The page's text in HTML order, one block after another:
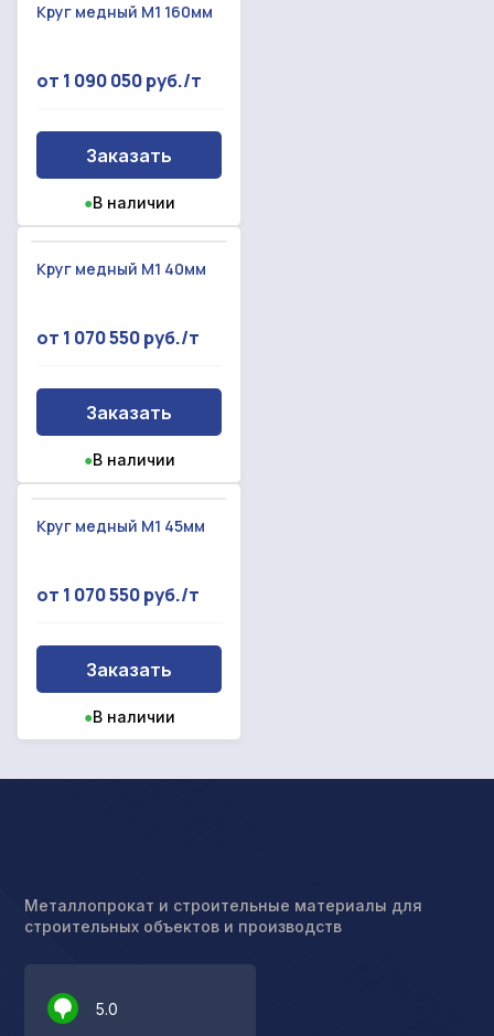
Круг медный М1 160мм
от 1 090 050 руб./т
Заказать
●В наличии
Круг медный М1 40мм
от 1 070 550 руб./т
Заказать
●В наличии
Круг медный М1 45мм
от 1 070 550 руб./т
Заказать
●В наличии
Металлопрокат и строительные материалы для
строительных объектов и производств
5.0